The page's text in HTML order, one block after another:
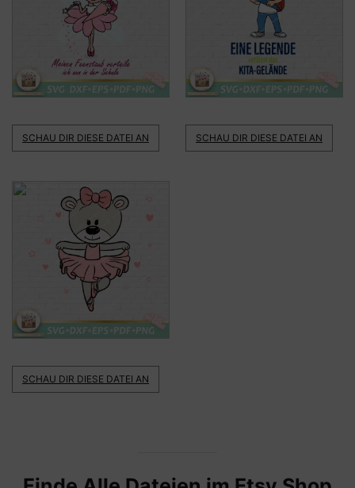
SCHAU DIR DIESE DATEI AN SCHAU DIR DIESE DATEI AN
SCHAU DIR DIESE DATEI AN